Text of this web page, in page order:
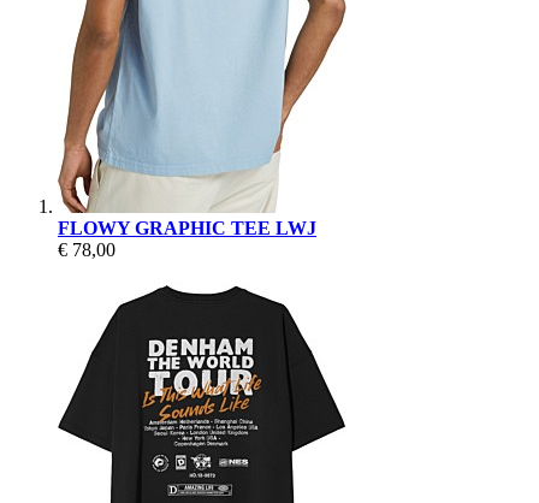
FLOWY GRAPHIC TEE LWJ
€ 78,00